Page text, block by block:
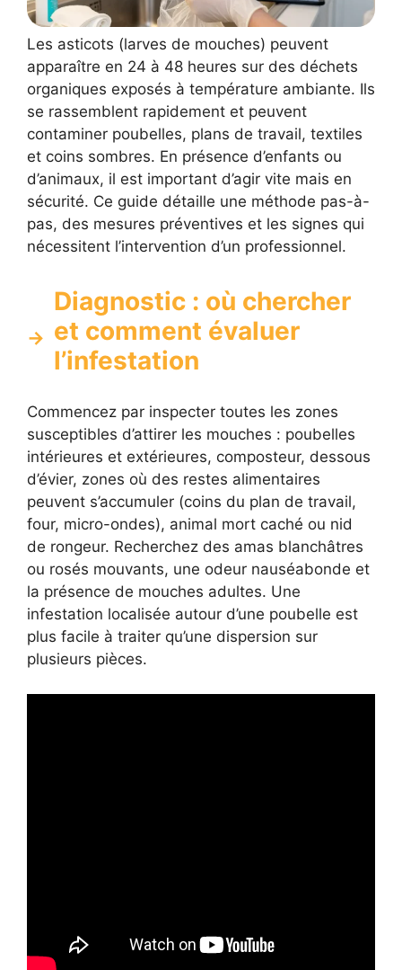
Les asticots (larves de mouches) peuvent
apparaître en 24 à 48 heures sur des déchets
organiques exposés à température ambiante. Ils
se rassemblent rapidement et peuvent
contaminer poubelles, plans de travail, textiles
et coins sombres. En présence d’enfants ou
d’animaux, il est important d’agir vite mais en
sécurité. Ce guide détaille une méthode pas-à-
pas, des mesures préventives et les signes qui
nécessitent l’intervention d’un professionnel.
Diagnostic : où chercher
et comment évaluer
l’infestation
Commencez par inspecter toutes les zones
susceptibles d’attirer les mouches : poubelles
intérieures et extérieures, composteur, dessous
d’évier, zones où des restes alimentaires
peuvent s’accumuler (coins du plan de travail,
four, micro-ondes), animal mort caché ou nid
de rongeur. Recherchez des amas blanchâtres
ou rosés mouvants, une odeur nauséabonde et
la présence de mouches adultes. Une
infestation localisée autour d’une poubelle est
plus facile à traiter qu’une dispersion sur
plusieurs pièces.